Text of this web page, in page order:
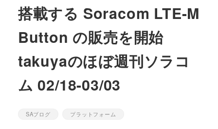
搭載する Soracom LTE-M
Button の販売を開始
takuyaのほぼ週刊ソラコ
ム 02/18-03/03
カテゴリー
SAブログ カテゴリー
プラットフォーム